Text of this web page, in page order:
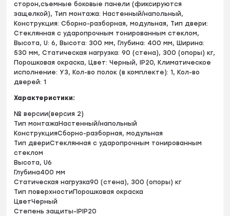
сторон,съемные боковые панели (фиксируются
защелкой), Тип монтажа: Настенный/напольный,
Конструкция: Сборно-разборная, модульная, Тип двери:
Стеклянная с ударопрочным тонированным стеклом,
Высота, U: 6, Высота: 300 мм, Глубина: 400 мм, Ширина:
530 мм, Статическая нагрузка: 90 (стена), 300 (опоры) кг,
Порошковая окраска, Цвет: Черный, IP20, Климатическое
исполнение: УЗ, Кол-во полок (в комплекте): 1, Кол-во
дверей: 1
Характеристики:
№ версии(версия 2)
Тип монтажаНастенный/напольный
КонструкцияСборно-разборная, модульная
Тип двериСтеклянная с ударопрочным тонированным
стеклом
Высота, U6
Глубина400 мм
Статическая нагрузка90 (стена), 300 (опоры) кг
Тип поверхностиПорошковая окраска
ЦветЧерный
Степень защиты-IPIP20